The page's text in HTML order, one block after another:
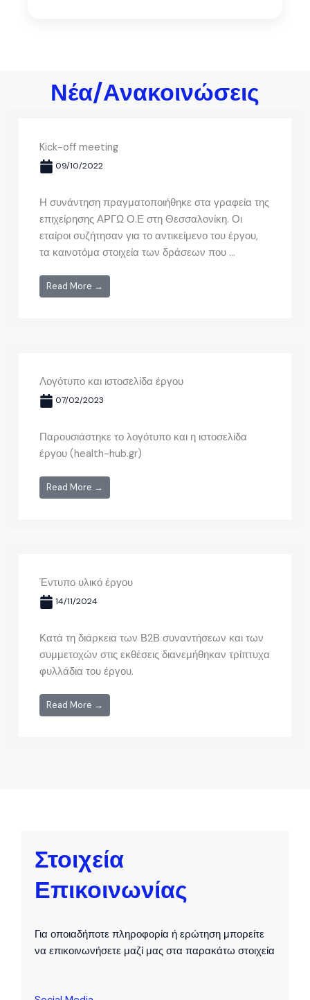
Νέα/Ανακοινώσεις
Kick-off meeting
09/10/2022
Η συνάντηση πραγματοποιήθηκε στα γραφεία της
επιχείρησης ΑΡΓΩ Ο.Ε στη Θεσσαλονίκη. Οι
εταίροι συζήτησαν για το αντικείμενο του έργου,
τα καινοτόμα στοιχεία των δράσεων που ...
Read More →
Λογότυπο και ιστοσελίδα έργου
07/02/2023
Παρουσιάστηκε το λογότυπο και η ιστοσελίδα
έργου (health-hub.gr)
Read More →
Έντυπο υλικό έργου
14/11/2024
Κατά τη διάρκεια των Β2Β συναντήσεων και των
συμμετοχών στις εκθέσεις διανεμήθηκαν τρίπτυχα
φυλλάδια του έργου.
Read More →
Στοιχεία
Επικοινωνίας
Για οποιαδήποτε πληροφορία ή ερώτηση μπορείτε
να επικοινωνήσετε μαζί μας στα παρακάτω στοιχεία